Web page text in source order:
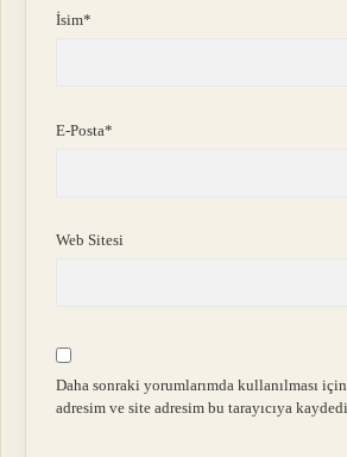
İsim*
E-Posta*
Web Sitesi
Daha sonraki yorumlarımda kullanılması için
adresim ve site adresim bu tarayıcıya